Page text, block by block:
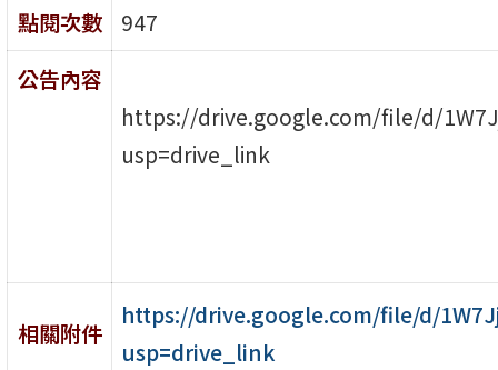
點閱次數
947
公告內容
https://drive.google.com/file/d/
usp=drive_link
相關附件
https://drive.google.com/file/d/
usp=drive_link